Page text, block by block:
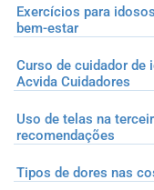
Exercícios para
bem-estar
Curso de cuidador
Acvida Cuidadores
Uso de telas na
recomendações
Tipos de dores nas